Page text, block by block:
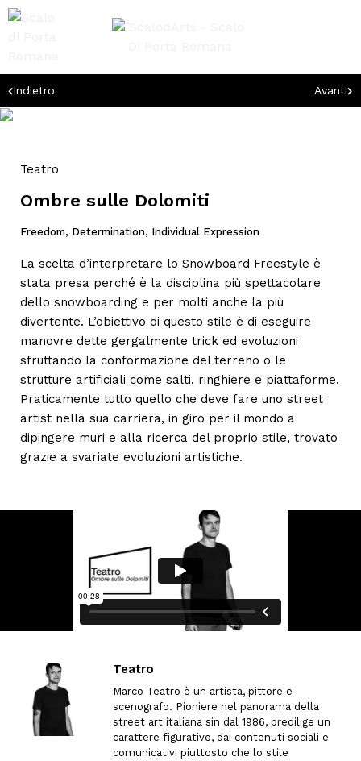
Indietro Avanti
Teatro
Ombre sulle Dolomiti
Freedom, Determination, Individual Expression
La scelta d’interpretare lo Snowboard Freestyle è
stata presa perché è la disciplina più spettacolare
dello snowboarding e per molti anche la più
divertente. L’obiettivo di questo stile è di eseguire
manovre dette gergalmente trick ed evoluzioni
sfruttando la conformazione del terreno o le
strutture artificiali come salti, ringhiere e piattaforme.
Praticamente tutto quello che deve fare uno street
artist nella sua carriera, in giro per il mondo a
dipingere muri e alla ricerca del proprio stile, trovato
grazie a svariate evoluzioni artistiche.
Teatro
Marco Teatro è un artista, pittore e
scenografo. Pioniere nel panorama della
street art italiana sin dal 1986, predilige un
carattere figurativo, dai contenuti sociali e
comunicativi piuttosto che lo stile